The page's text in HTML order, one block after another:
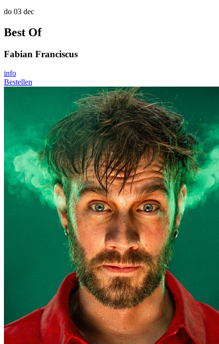
do 03 dec
Best Of
Fabian Franciscus
info
Bestellen